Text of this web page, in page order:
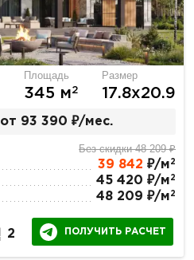
Площадь
345 м2
Размер
17.8х20.9
от 93 390 ₽/мес.
Без скидки 48 209 ₽
39 842 ₽/м 2
45 420 ₽/м 2
48 209 ₽/м 2
2 ПОЛУЧИТЬ РАСЧЕТ